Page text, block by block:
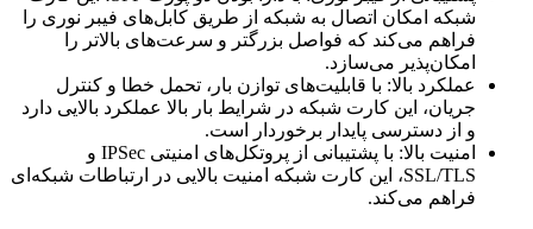
شبکه امکان اتصال به شبکه از طریق کابل‌های فیبر نوری را
فراهم می‌کند که فواصل بزرگتر و سرعت‌های بالاتر را
امکان‌پذیر می‌سازد.
عملکرد بالا: با قابلیت‌های توازن بار، تحمل خطا و کنترل
جریان، این کارت شبکه در شرایط بار بالا عملکرد بالایی دارد
و از دسترسی پایدار برخوردار است.
امنیت بالا: با پشتیبانی از پروتکل‌های امنیتی IPSec و
SSL/TLS، این کارت شبکه امنیت بالایی در ارتباطات شبکه‌ای
فراهم می‌کند.